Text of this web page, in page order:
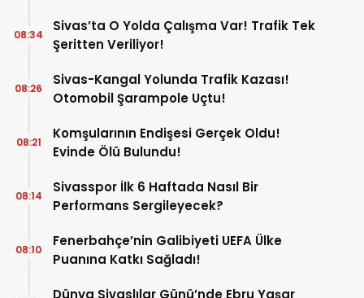
Sivas’ta O Yolda Çalışma Var! Trafik Tek
Şeritten Veriliyor!
08:34
Sivas-Kangal Yolunda Trafik Kazası!
Otomobil Şarampole Uçtu!
08:26
Komşularının Endişesi Gerçek Oldu!
Evinde Ölü Bulundu!
08:21
Sivasspor İlk 6 Haftada Nasıl Bir
Performans Sergileyecek?
08:14
Fenerbahçe’nin Galibiyeti UEFA Ülke
Puanına Katkı Sağladı!
08:10
Dünya Sivaslılar Günü’nde Ebru Yaşar